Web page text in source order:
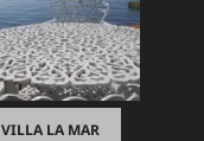
VILLA LA MAR